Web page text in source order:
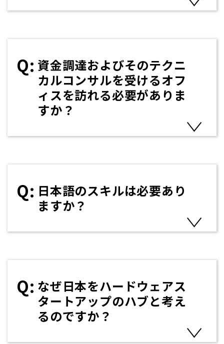
資金調達およびそのテクニ
カルコンサルを受けるオフ
ィスを訪れる必要がありま
すか？
日本語のスキルは必要あり
ますか？
なぜ日本をハードウェアス
タートアップのハブと考え
るのですか？